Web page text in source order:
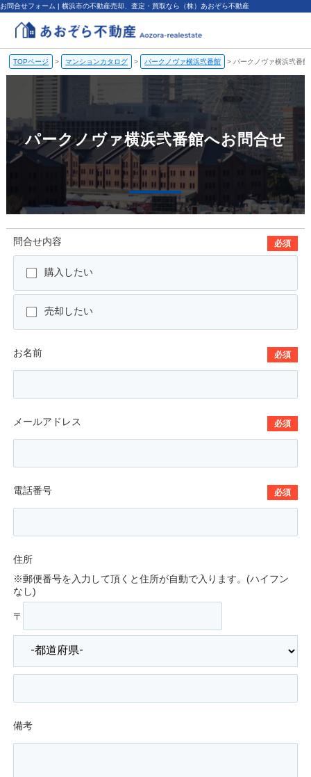
お問合せフォーム | 横浜市の不動産売却、査定・買取なら（株）あおぞら不動産
TOPページ > マンションカタログ > パークノヴァ横浜弐番館 > パークノヴァ横浜弐番
パークノヴァ横浜弐番館へお問合せ
問合せ内容 必須
購入したい
売却したい
お名前 必須
メールアドレス 必須
電話番号 必須
住所
※郵便番号を入力して頂くと住所が自動で入ります。(ハイフン
なし)
〒
備考